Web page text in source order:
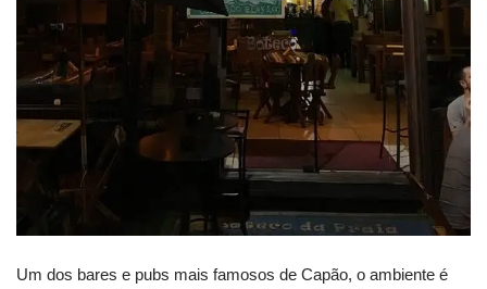
Um dos bares e pubs mais famosos de Capão, o ambiente é